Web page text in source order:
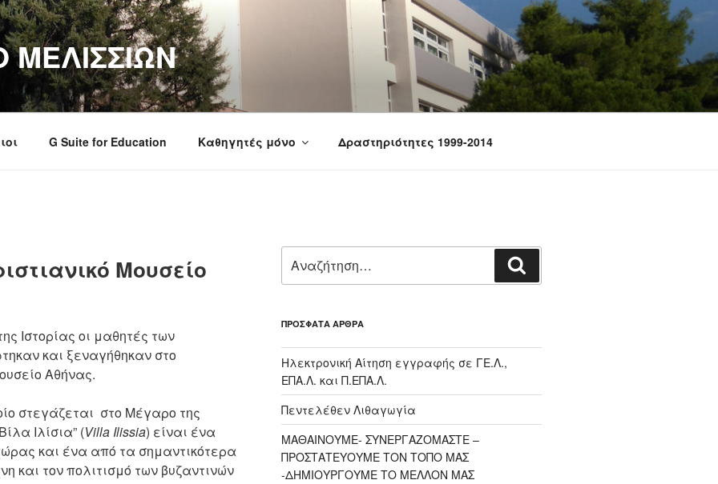
ΜΕΛΙΣΣΙΩΝ
G Suite for Education Καθηγητές μόνο Δραστηριότητες 1999-2014
Μουσείο
Ιστορίας οι μαθητές των
και ξεναγήθηκαν στο
Αθήνας.
στεγάζεται στο Μέγαρο της
Ιλίσια” (Villa Ilissia) είναι ένα
και ένα από τα σημαντικότερα
και τον πολιτισμό των βυζαντινών
για:
ΠΡΌΣΦΑΤΑ ΆΡΘΡΑ
Ηλεκτρονική Αίτηση εγγραφής σε ΓΕ.Λ.,
ΕΠΑ.Λ. και Π.ΕΠΑ.Λ.
Πεντελέθεν Λιθαγωγία
ΜΑΘΑΙΝΟΥΜΕ- ΣΥΝΕΡΓΑΖΟΜΑΣΤΕ –
ΠΡΟΣΤΑΤΕΥΟΥΜΕ ΤΟΝ ΤΟΠΟ ΜΑΣ
-ΔΗΜΙΟΥΡΓΟΥΜΕ ΤΟ ΜΕΛΛΟΝ ΜΑΣ